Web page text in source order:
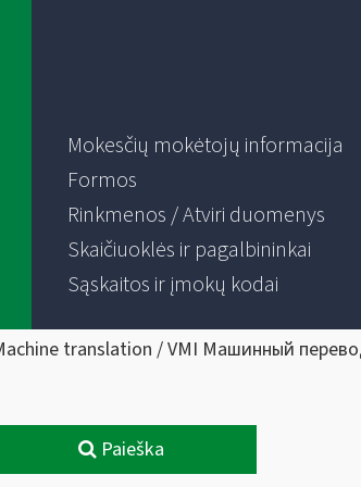
Mokesčių mokėtojų informacija
Formos
Rinkmenos / Atviri duomenys
Skaičiuoklės ir pagalbininkai
Sąskaitos ir įmokų kodai
translation / VMI Машинный
Paieška